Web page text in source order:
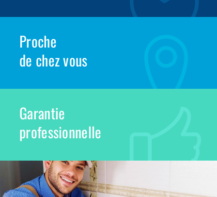
Proche
de chez vous
Garantie
professionnelle